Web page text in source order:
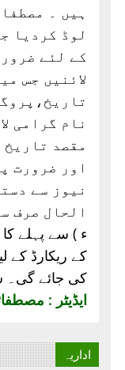
ہیں ۔
لوڈ کردیا
کے لئے
لائنیں جس
نام گرامی
مقصد
اور ضرورت
نیوز سے
الحال صرف
ء ) سے پہلے کا
کے ریکارڈ کے
کی جائے گی۔
ایڈیٹر :
اداریہ